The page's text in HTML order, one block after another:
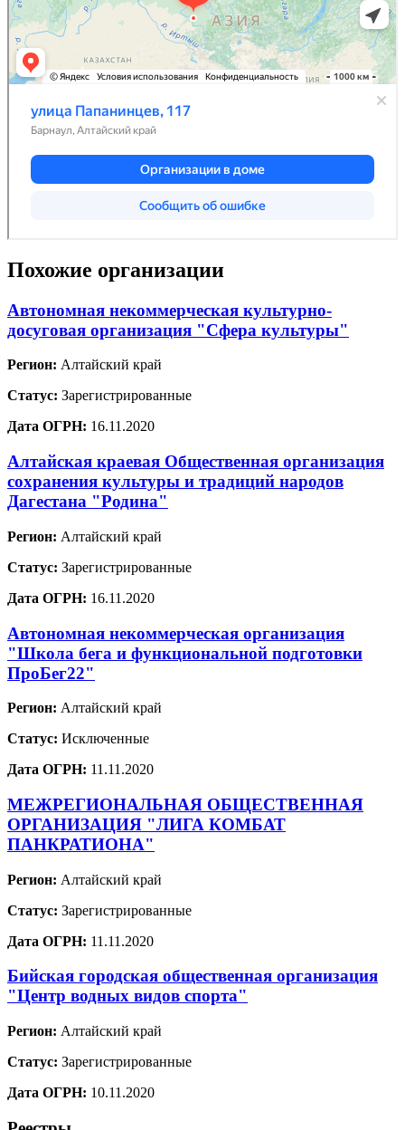
Похожие организации
Автономная некоммерческая культурно-
досуговая организация "Сфера культуры"
Регион: Алтайский край
Статус: Зарегистрированные
Дата ОГРН: 16.11.2020
Алтайская краевая Общественная организация
сохранения культуры и традиций народов
Дагестана "Родина"
Регион: Алтайский край
Статус: Зарегистрированные
Дата ОГРН: 16.11.2020
Автономная некоммерческая организация
"Школа бега и функциональной подготовки
ПроБег22"
Регион: Алтайский край
Статус: Исключенные
Дата ОГРН: 11.11.2020
МЕЖРЕГИОНАЛЬНАЯ ОБЩЕСТВЕННАЯ
ОРГАНИЗАЦИЯ "ЛИГА КОМБАТ
ПАНКРАТИОНА"
Регион: Алтайский край
Статус: Зарегистрированные
Дата ОГРН: 11.11.2020
Бийская городская общественная организация
"Центр водных видов спорта"
Регион: Алтайский край
Статус: Зарегистрированные
Дата ОГРН: 10.11.2020